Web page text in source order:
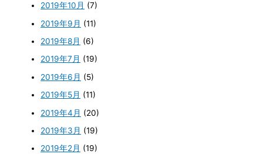
2019年10月 (7)
2019年9月 (11)
2019年8月 (6)
2019年7月 (19)
2019年6月 (5)
2019年5月 (11)
2019年4月 (20)
2019年3月 (19)
2019年2月 (19)